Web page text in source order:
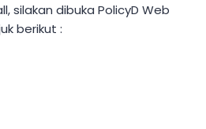
silakan dibuka PolicyD Web
berikut :